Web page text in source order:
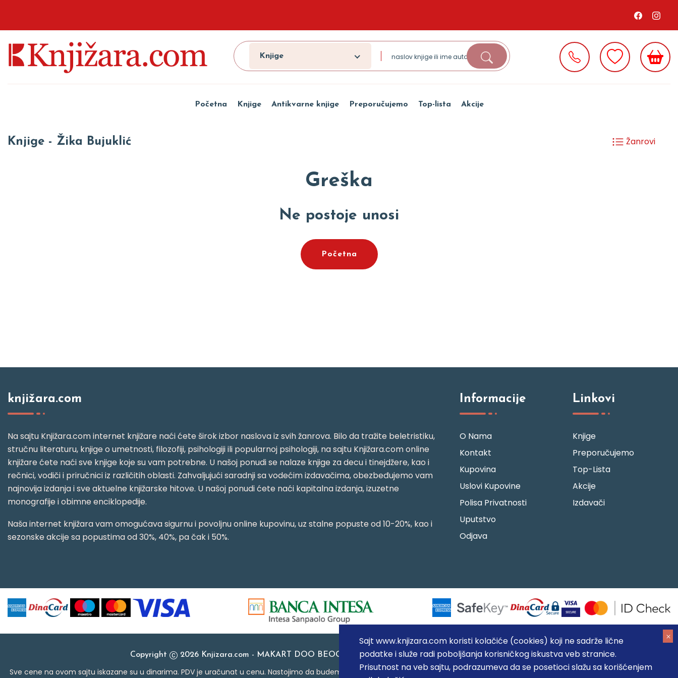
Sajt www.knjizara.com koristi kolačiće (cookies) koji ne sadrže lične
podatke i služe radi poboljšanja korisničkog iskustva veb stranice.
Prisutnost na veb sajtu, podrazumeva da se posetioci slažu sa korišćenjem
Knjige
Početna Knjige Antikvarne knjige Preporučujemo Top-lista Akcije
Knjige - Žika Bujuklić Žanrovi
Greška
Ne postoje unosi
Početna
knjižara.com
Na sajtu Knjižara.com internet knjižare naći ćete širok izbor naslova iz svih žanrova. Bilo da tražite beletristiku,
stručnu literaturu, knjige o umetnosti, filozofiji, psihologiji ili popularnoj psihologiji, na sajtu Knjižara.com online
knjižare ćete naći sve knjige koje su vam potrebne. U našoj ponudi se nalaze knjige za decu i tinejdžere, kao i
rečnici, vodiči i priručnici iz različitih oblasti. Zahvaljujući saradnji sa vodećim izdavačima, obezbeđujemo vam
najnovija izdanja i sve aktuelne knjižarske hitove. U našoj ponudi ćete naći kapitalna izdanja, izuzetne
monografije i obimne enciklopedije.
Naša internet knjižara vam omogućava sigurnu i povoljnu online kupovinu, uz stalne popuste od 10-20%, kao i
sezonske akcije sa popustima od 30%, 40%, pa čak i 50%.
Informacije
O Nama
Kontakt
Kupovina
Uslovi Kupovine
Polisa Privatnosti
Uputstvo
Odjava
Linkovi
Knjige
Preporučujemo
Top-Lista
Akcije
Izdavači
Copyright 2026 Knjizara.com - MAKART DOO BEOGRAD (NOVI BEOGRAD), PIB: 105184104, MB: 20337524
Sve cene na ovom sajtu iskazane su u dinarima. PDV je uračunat u cenu. Nastojimo da budemo što precizniji u opisu proizvoda, prikazu slika i samih cena, ali ne možemo garantovati da su